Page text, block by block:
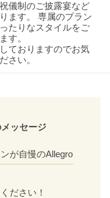
儀制のご披露宴など
ます。 専属のプラン
たりなスタイルをご
す。
ておりますのでお気
さい。
ッセージ
が自慢のAllegro
ださい！